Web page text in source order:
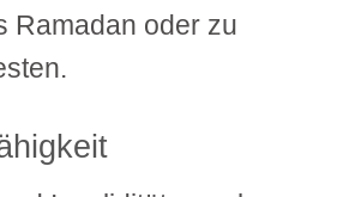
Ramadan oder zu